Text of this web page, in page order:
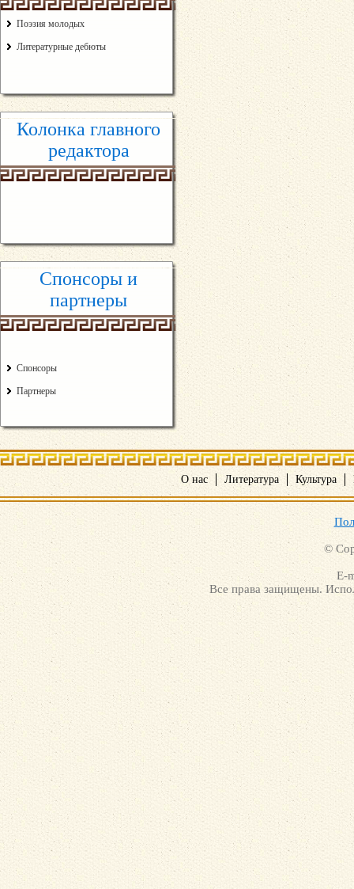
Поэзия молодых
Литературные дебюты
Колонка главного
редактора
Спонсоры и
партнеры
Спонсоры
Партнеры
О нас Литература Культура
©
E-
Все права защищены.